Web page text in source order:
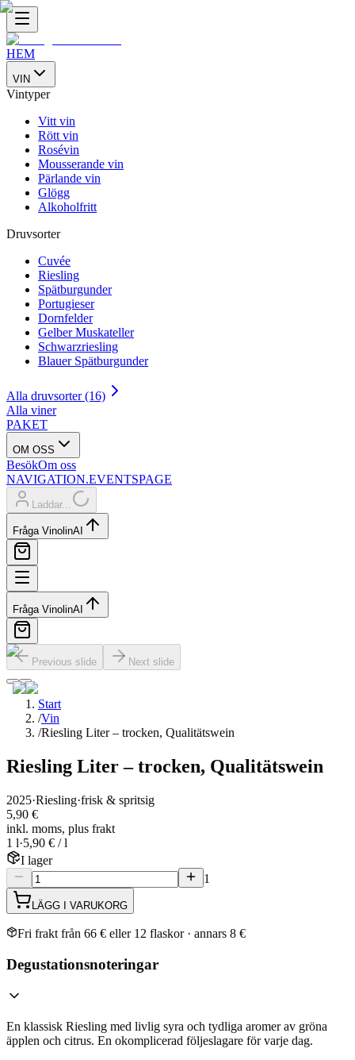
HEM
VIN
Vintyper
Vitt vin
Rött vin
Rosévin
Mousserande vin
Pärlande vin
Glögg
Alkoholfritt
Druvsorter
Cuvée
Riesling
Spätburgunder
Portugieser
Dornfelder
Gelber Muskateller
Schwarzriesling
Blauer Spätburgunder
Alla druvsorter (16)
Alla viner
PAKET
OM OSS
BesökOm oss
NAVIGATION.EVENTSPAGE
Laddar...
Fråga VinolinAI
Fråga VinolinAI
Previous slide Next slide
Start
/Vin
/Riesling Liter – trocken, Qualitätswein
Riesling Liter – trocken, Qualitätswein
2025·Riesling·frisk & spritsig
5,90 €
inkl. moms, plus frakt
1 l·5,90 € / l
I lager
1
LÄGG I VARUKORG
Fri frakt från 66 € eller 12 flaskor · annars 8 €
Degustationsnoteringar
En klassisk Riesling med livlig syra och tydliga aromer av gröna
äpplen och citrus. En okomplicerad följeslagare för varje dag.